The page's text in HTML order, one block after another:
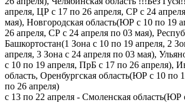
апреля, ЦР с 17 по 26 апреля, СР с 24
мая), Новгородская область(ЮР с 10 по 19
26 апреля, СР с 24 апреля по 03 мая),
Башкортостан(1 Зона с 10 по 19 апреля, 2
апреля, 3 Зона с 24 апреля по 03 мая),
с 10 по 19 апреля, ПрБ с 17 по 26 апреля),
область, Оренбургская область(ЮР с 10 по
по 26 апреля)
с 13 по 22 апреля - Смоленская область(ЮР